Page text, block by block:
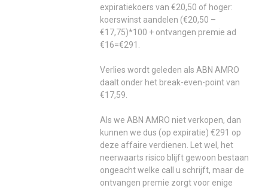
expiratiekoers van €20,50 of hoger:
koerswinst aandelen (€20,50 –
€17,75)*100 + ontvangen premie ad
€16=€291.
Verlies wordt geleden als ABN AMRO
daalt onder het break-even-point van
€17,59.
Als we ABN AMRO niet verkopen, dan
kunnen we dus (op expiratie) €291 op
deze affaire verdienen. Let wel, het
neerwaarts risico blijft gewoon bestaan
ongeacht welke call u schrijft, maar de
ontvangen premie zorgt voor enige